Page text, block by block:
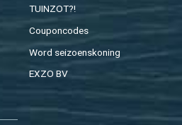
TUIN­ZOT?!
Cou­pon­co­des
Word sei­zoens­ko­ning
EXZO BV